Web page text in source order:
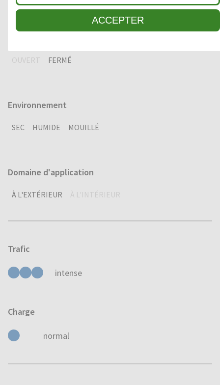
ACCEPTER
OUVERT FERMÉ
Environnement
SEC HUMIDE MOUILLÉ
Domaine d'application
À L'EXTÉRIEUR À L'INTÉRIEUR
Trafic
intense
Charge
normal